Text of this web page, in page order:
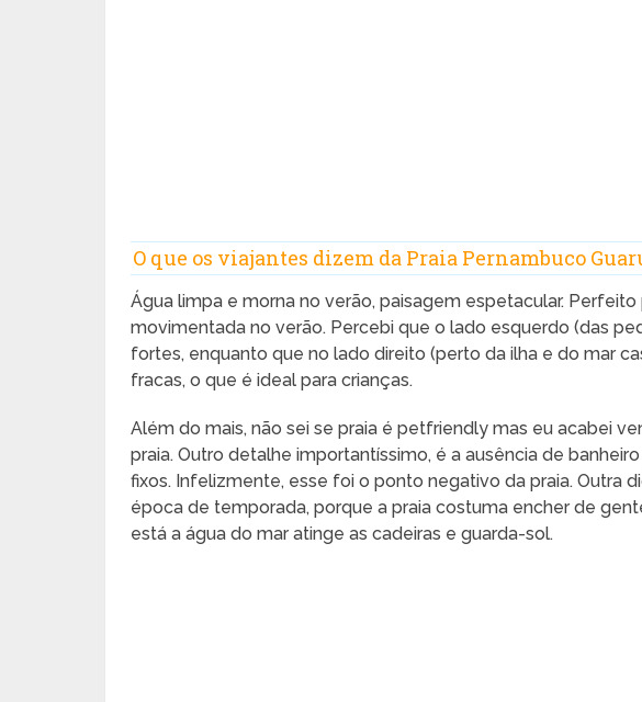
O que os viajantes dizem da Praia Pernambuco
Água limpa e morna no verão, paisagem espetacular.
movimentada no verão. Percebi que o lado esquerdo (das
fortes, enquanto que no lado direito (perto da ilha e do mar
fracas, o que é ideal para crianças.
Além do mais, não sei se praia é petfriendly mas eu acabei
praia. Outro detalhe importantíssimo, é a ausência de
fixos. Infelizmente, esse foi o ponto negativo da praia. Outra
época de temporada, porque a praia costuma encher de
está a água do mar atinge as cadeiras e guarda-sol.